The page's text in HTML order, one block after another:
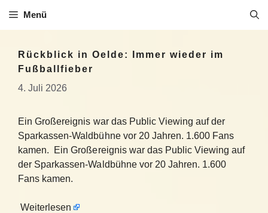
Inhalt
Menü
Rückblick in Oelde: Immer wieder im
Fußballfieber
4. Juli 2026
Ein Großereignis war das Public Viewing auf der
Sparkassen-Waldbühne vor 20 Jahren. 1.600 Fans
kamen. Ein Großereignis war das Public Viewing auf
der Sparkassen-Waldbühne vor 20 Jahren. 1.600
Fans kamen.
Weiterlesen